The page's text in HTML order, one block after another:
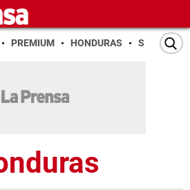
PREMIUM HONDURAS SAN PEDRO